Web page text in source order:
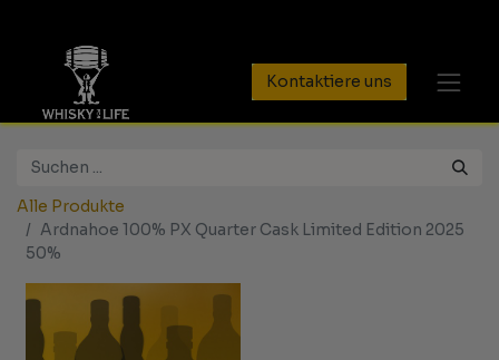
Kontaktiere uns
Alle Produkte
Ardnahoe 100% PX Quarter Cask Limited Edition 2025
50%